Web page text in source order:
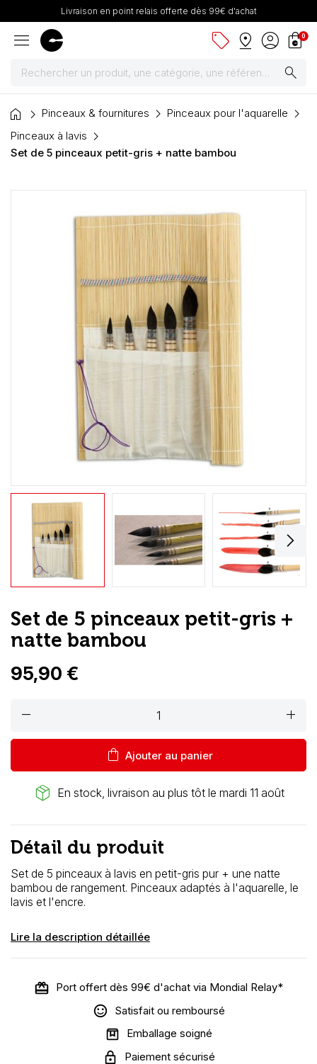
Livraison en point relais offerte dès 99€ d'achat
menu sell pin_drop account_circle shopping_bag
0
search
Peintures
Pinceaux & fournitures
Cartons mousse & plume
Loisirs Créatifs
Coffrets & cadeaux
Contact / Aide
home Pinceaux & fournitures
Pinceaux pour l'aquarelle
Pinceaux à lavis
Set de 5 pinceaux petit-gris + natte bambou
Set de 5 pinceaux petit-gris +
natte bambou
95,90 €
remove add
shopping_bag Ajouter au panier
package_2 En stock, livraison au plus tôt le mardi 11 août
Détail du produit
Set de 5 pinceaux à lavis en petit-gris pur + une natte
bambou de rangement. Pinceaux adaptés à l'aquarelle, le
lavis et l'encre.
Lire la description détaillée
Port offert dès 99€ d'achat via Mondial Relay*
Satisfait ou remboursé
Emballage soigné
Paiement sécurisé